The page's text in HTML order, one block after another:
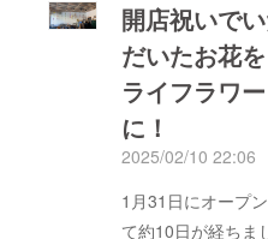
開店祝いで
だいたお花
ライフラワー
に！
2025/02/10 22:06
1月31日にオープ
て約10日が経ちま